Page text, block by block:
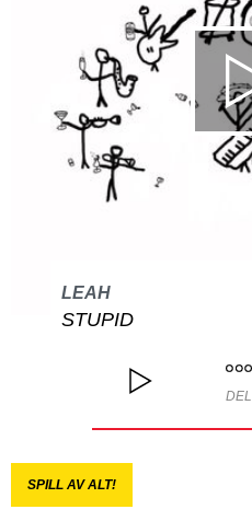
LEAH
STUPID
DEL
SPILL AV ALT!